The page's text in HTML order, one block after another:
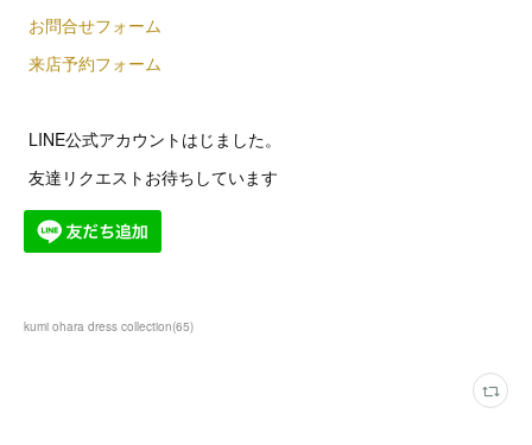
お問合せフォーム
来店予約フォーム
LINE公式アカウントはじました。
友達リクエストお待ちしています
kumi ohara dress collection(65)